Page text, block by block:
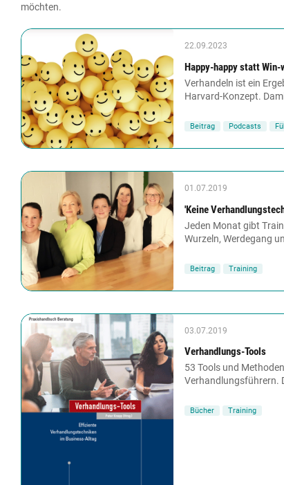
möchten.
22.09.2023
Happy-happy statt Win-
Verhandeln ist ein
Harvard-Konzept.
Beitrag Podcasts
01.07.2019
'Keine
Jeden Monat gibt
Wurzeln, Werdegang
Beitrag Training
03.07.2019
Verhandlungs-Tools
53 Tools und
Verhandlungsführern.
Bücher Training